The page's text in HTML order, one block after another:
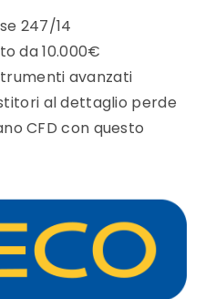
247/14
da 10.000€
avanzati
al dettaglio perde
CFD con questo